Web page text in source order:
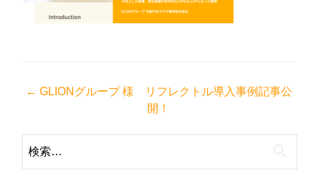
投
ナ
ビ
← GLIONグループ 様 リフレクトル導入事例記事公
開！
索: